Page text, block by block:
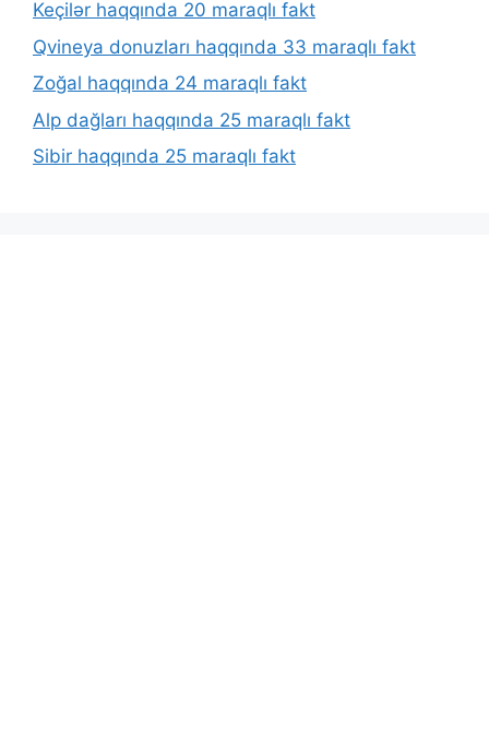
Keçilər haqqında 20 maraqlı fakt
Qvineya donuzları haqqında 33 maraqlı fakt
Zoğal haqqında 24 maraqlı fakt
Alp dağları haqqında 25 maraqlı fakt
Sibir haqqında 25 maraqlı fakt